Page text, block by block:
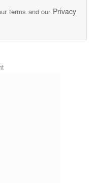
terms and our Privacy